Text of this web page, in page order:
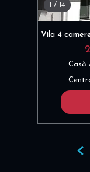
1 / 14
Vila 4
Casă